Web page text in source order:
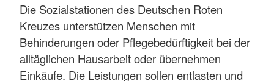
Die Sozialstationen des Deutschen Roten
Kreuzes unterstützen Menschen mit
Behinderungen oder Pflegebedürftigkeit bei der
alltäglichen Hausarbeit oder übernehmen
Einkäufe. Die Leistungen sollen entlasten und